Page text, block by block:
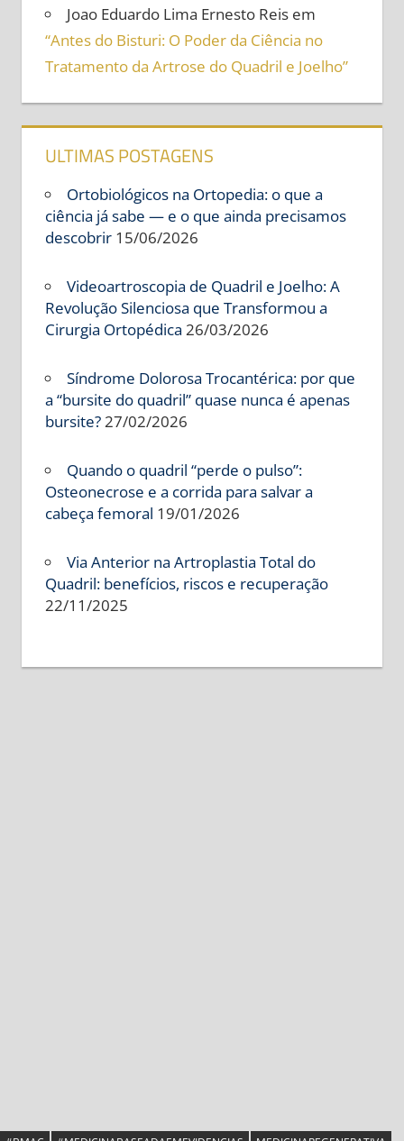
Joao Eduardo Lima Ernesto Reisem
“Antes do Bisturi: O Poder da Ciência no
Tratamento da Artrose do Quadril e Joelho”
ULTIMAS POSTAGENS
Ortobiológicos na Ortopedia: o que a
ciência já sabe — e o que ainda precisamos
descobrir 15/06/2026
Videoartroscopia de Quadril e Joelho: A
Revolução Silenciosa que Transformou a
Cirurgia Ortopédica 26/03/2026
Síndrome Dolorosa Trocantérica: por que
a “bursite do quadril” quase nunca é apenas
bursite?27/02/2026
Quando o quadril “perde o pulso”:
Osteonecrose e a corrida para salvar a
cabeça femoral 19/01/2026
Via Anterior na Artroplastia Total do
Quadril: benefícios, riscos e recuperação
22/11/2025